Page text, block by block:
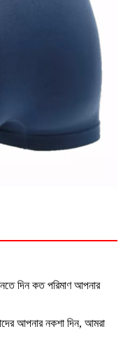
দিন কত পরিমাণ আপনার
আপনার নকশা দিন, আমরা